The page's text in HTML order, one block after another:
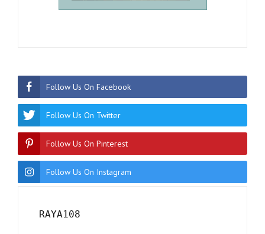
Follow Us On Facebook
Follow Us On Twitter
Follow Us On Pinterest
Follow Us On Instagram
RAYA108